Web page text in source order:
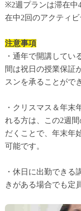
※2週プランは滞在中
在中2回のアクティ
注意事項
・通年で開講してい
間は祝日の授業保証
スンを承ることがで
・クリスマス＆年末
れる方は、この2週間
だくことで、年末年
可能です。
・休日に出勤できる
きがある場合でも定